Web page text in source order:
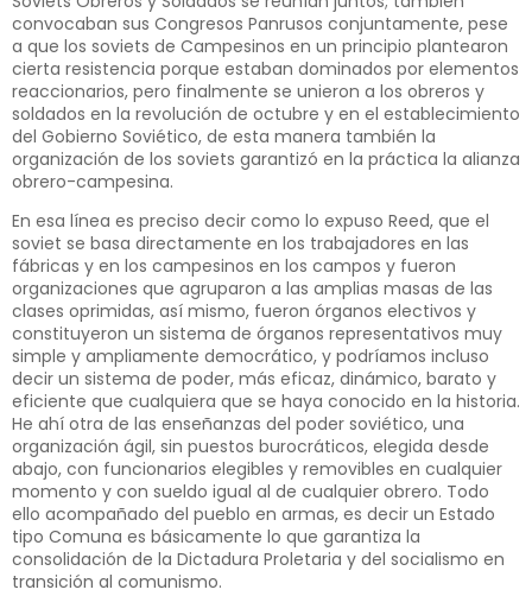
convocaban sus Congresos Panrusos conjuntamente, pese
a que los soviets de Campesinos en un principio plantearon
cierta resistencia porque estaban dominados por elementos
reaccionarios, pero finalmente se unieron a los obreros y
soldados en la revolución de octubre y en el establecimiento
del Gobierno Soviético, de esta manera también la
organización de los soviets garantizó en la práctica la alianza
obrero-campesina.
En esa línea es preciso decir como lo expuso Reed, que el
soviet se basa directamente en los trabajadores en las
fábricas y en los campesinos en los campos y fueron
organizaciones que agruparon a las amplias masas de las
clases oprimidas, así mismo, fueron órganos electivos y
constituyeron un sistema de órganos representativos muy
simple y ampliamente democrático, y podríamos incluso
decir un sistema de poder, más eficaz, dinámico, barato y
eficiente que cualquiera que se haya conocido en la historia.
He ahí otra de las enseñanzas del poder soviético, una
organización ágil, sin puestos burocráticos, elegida desde
abajo, con funcionarios elegibles y removibles en cualquier
momento y con sueldo igual al de cualquier obrero. Todo
ello acompañado del pueblo en armas, es decir un Estado
tipo Comuna es básicamente lo que garantiza la
consolidación de la Dictadura Proletaria y del socialismo en
transición al comunismo.